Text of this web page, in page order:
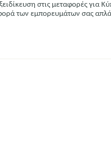
στις μεταφορές για
των εμπορευμάτων σας